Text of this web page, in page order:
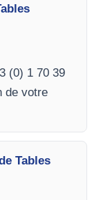
(0) 1 70 39
de votre
Tables